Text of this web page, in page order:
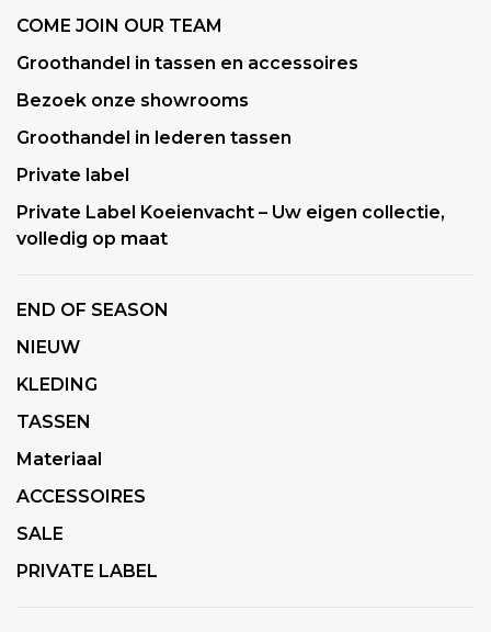
COME JOIN OUR TEAM
Groothandel in tassen en accessoires
Bezoek onze showrooms
Groothandel in lederen tassen
Private label
Private Label Koeienvacht – Uw eigen collectie,
volledig op maat
END OF SEASON
NIEUW
KLEDING
TASSEN
Materiaal
ACCESSOIRES
SALE
PRIVATE LABEL